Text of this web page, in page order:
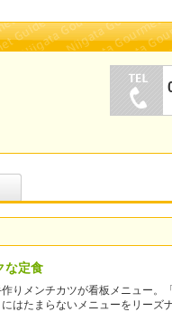
な定食
りメンチカツが看板メニュー。
はたまらないメニューをリーズ